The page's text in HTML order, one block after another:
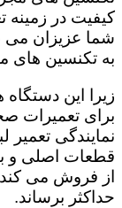
کیفیت در زمینه
شما عزیزان می
به تکنسین های
زیرا این
برای تعمیرات
نمایندگی تعمیر
قطعات اصلی و
از فروش می کند
حداکثر برساند.